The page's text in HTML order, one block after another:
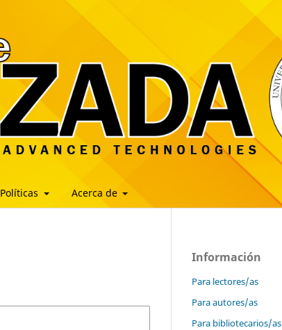
Políticas Acerca de
Información
Para lectores/as
Para autores/as
Para bibliotecarios/as